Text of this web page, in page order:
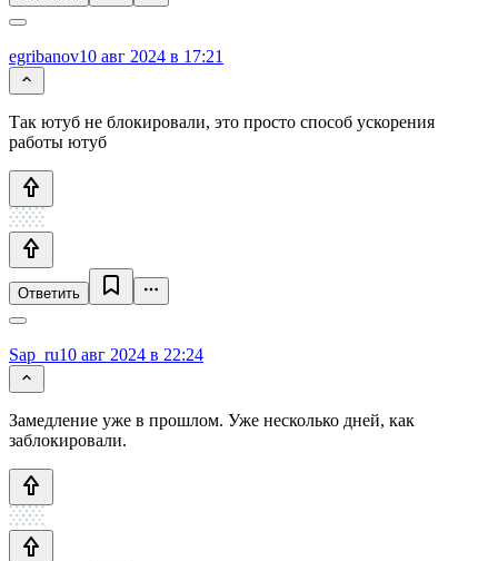
egribanov10 авг 2024 в 17:21
Так ютуб не блокировали, это просто способ ускорения
работы ютуб
Ответить
Sap_ru10 авг 2024 в 22:24
Замедление уже в прошлом. Уже несколько дней, как
заблокировали.